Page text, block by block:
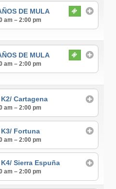
DE MULA
am – 2:00 pm
DE MULA
am – 2:00 pm
K2/ Cartagena
am – 2:00 pm
K3/ Fortuna
am – 2:00 pm
K4/ Sierra Espuña
am – 2:00 pm